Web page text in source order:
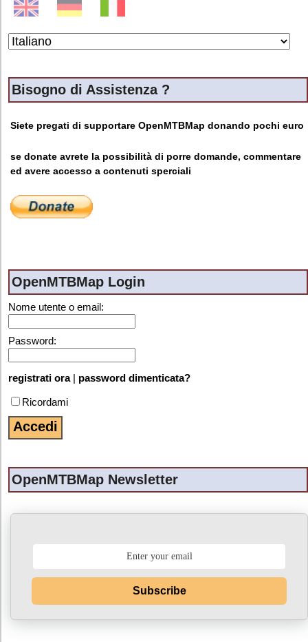
Bisogno di Assistenza ?
Siete pregati di supportare OpenMTBMap donando pochi euro
se donate avrete la possibilità di porre domande, commentare
ed avere accesso a contenuti sperciali
OpenMTBMap Login
Nome utente o email:
Password:
registrati ora| password dimenticata?
Ricordami
OpenMTBMap Newsletter
Subscribe